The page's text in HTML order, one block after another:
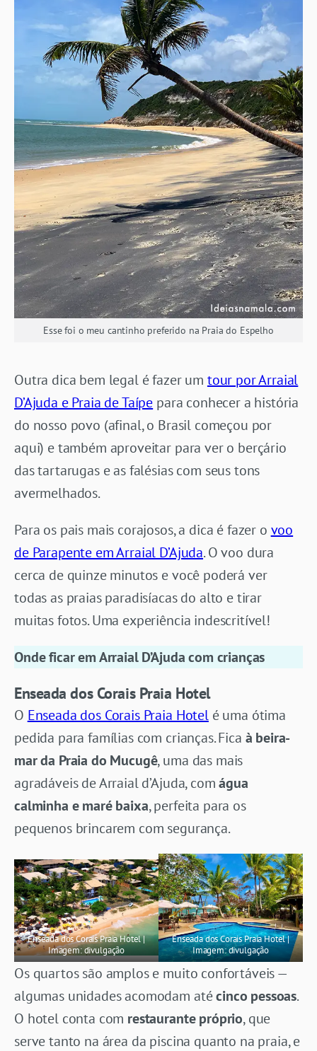
Esse foi o meu cantinho preferido na Praia do Espelho
Outra dica bem legal é fazer um tour por Arraial
D’Ajuda e Praia de Taípe para conhecer a história
do nosso povo (afinal, o Brasil começou por
aqui) e também aproveitar para ver o berçário
das tartarugas e as falésias com seus tons
avermelhados.
Para os pais mais corajosos, a dica é fazer o voo
de Parapente em Arraial D’Ajuda. O voo dura
cerca de quinze minutos e você poderá ver
todas as praias paradisíacas do alto e tirar
muitas fotos. Uma experiência indescritível!
Onde ficar em Arraial D’Ajuda com crianças
Enseada dos Corais Praia Hotel
O Enseada dos Corais Praia Hotelé uma ótima
pedida para famílias com crianças. Fica à beira-
mar da Praia do Mucugê, uma das mais
agradáveis de Arraial d’Ajuda, comágua
calminha e maré baixa, perfeita para os
pequenos brincarem com segurança.
Enseada dos Corais Praia Hotel |
Imagem: divulgação
Enseada dos Corais Praia Hotel |
Imagem: divulgação
Os quartos são amplos e muito confortáveis —
algumas unidades acomodam atécinco pessoas.
O hotel conta com restaurante próprio, que
serve tanto na área da piscina quanto na praia, e